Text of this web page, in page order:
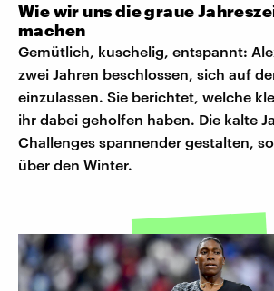
Wie wir uns die graue
machen
Gemütlich, kuschelig, entspannt:
zwei Jahren beschlossen, sich auf
einzulassen. Sie berichtet, welche
ihr dabei geholfen haben. Die kalte
Challenges spannender gestalten,
über den Winter.